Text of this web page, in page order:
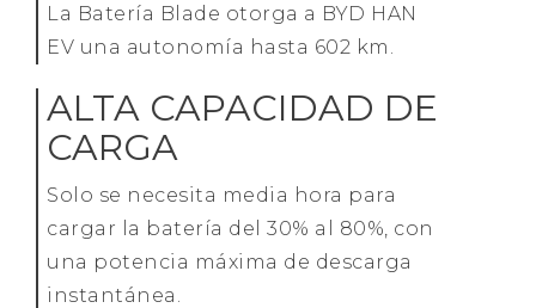
La Batería Blade otorga a BYD HAN
EV una autonomía hasta 602 km.
ALTA CAPACIDAD DE
CARGA
Solo se necesita media hora para
cargar la batería del 30% al 80%, con
una potencia máxima de descarga
instantánea.